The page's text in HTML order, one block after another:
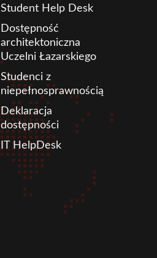
Student Help Desk
Dostępność
architektoniczna
Uczelni Łazarskiego
Studenci z
niepełnosprawnością
Deklaracja
dostępności
IT HelpDesk